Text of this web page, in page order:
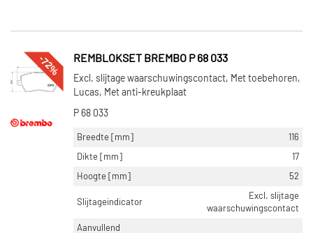
-72% REMBLOKSET BREMBO P 68 033
Excl. slijtage waarschuwingscontact, Met toebehoren,
Lucas, Met anti-kreukplaat
P 68 033
Breedte [mm]
116
Dikte [mm]
17
Hoogte [mm]
52
Slijtageindicator
Excl. slijtage
waarschuwingscontact
Aanvullend